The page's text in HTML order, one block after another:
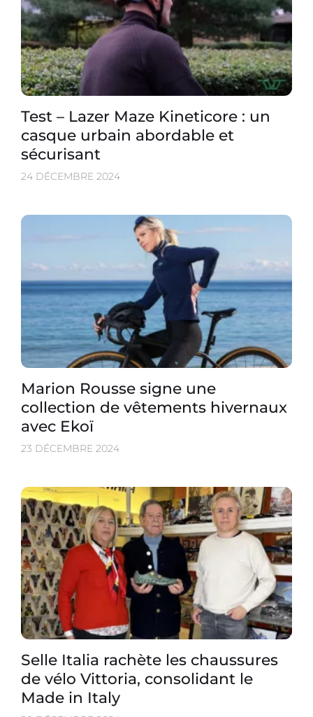
Test – Lazer Maze Kineticore : un
casque urbain abordable et
sécurisant
24 DÉCEMBRE 2024
Marion Rousse signe une
collection de vêtements hivernaux
avec Ekoï
23 DÉCEMBRE 2024
Selle Italia rachète les chaussures
de vélo Vittoria, consolidant le
Made in Italy